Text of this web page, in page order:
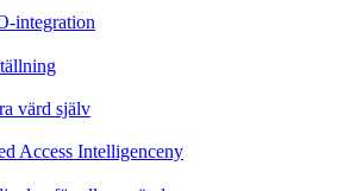
integration
värd själv
Access Intelligenceny